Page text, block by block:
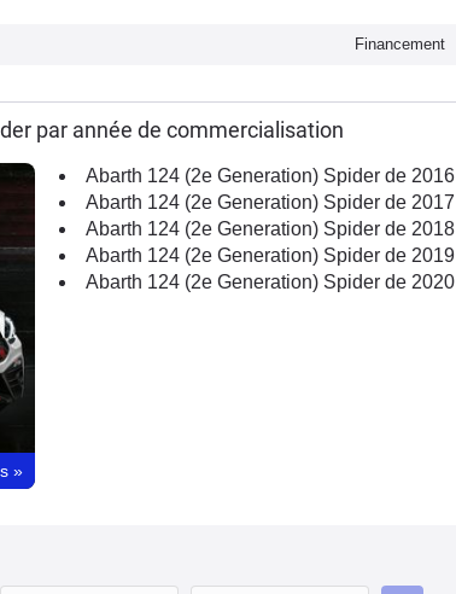
Financement
par année de commercialisation
»
Abarth 124 (2e Generation) Spider de 2016
Abarth 124 (2e Generation) Spider de 2017
Abarth 124 (2e Generation) Spider de 2018
Abarth 124 (2e Generation) Spider de 2019
Abarth 124 (2e Generation) Spider de 2020